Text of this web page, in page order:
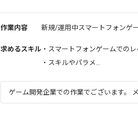
作業内容 新規/運用中スマートフォンゲ
求めるスキル ・スマートフォンゲームでの
・スキルやパラメ...
ゲーム開発企業での作業でございます。